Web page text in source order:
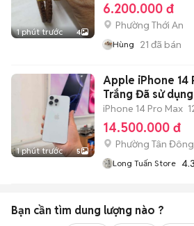
1 phút trước 4
6.200.000 đ
Phường Thới An
Hùng 21 đã bán
1 phút trước 5
Apple iPhone 14
Trắng Đã sử dụng
iPhone 14 Pro Max
14.500.000 đ
Phường Tân
Long Tuấn Store 4.3
Bạn cần tìm dung lượng nào ?